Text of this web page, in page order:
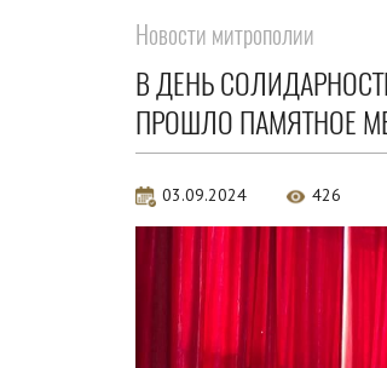
Новости митрополии
В ДЕНЬ
ПРОШЛО ПАМЯТНОЕ
03.09.2024 426